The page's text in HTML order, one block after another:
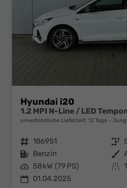
Hyundai i20
unverbindliche Lieferzeit: 12 Tage
Fahrzeugnr. 186951 Getriebe
Kraftstoff Benzin Außenfarbe
Leistung 58 kW (79 PS) Kilometerstand
01.04.2025